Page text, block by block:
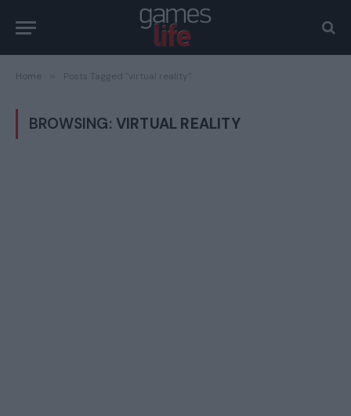
Home Posts Tagged "virtual reality"
BROWSING: VIRTUAL REALITY